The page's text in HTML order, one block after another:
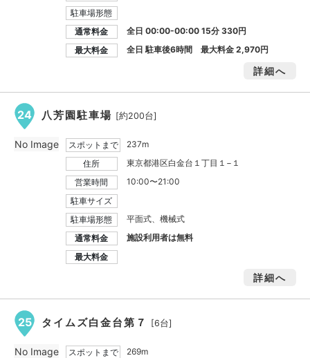
駐車場形態
通常料金
全日 00:00-00:00 15分 330円
最大料金
全日 駐車後6時間 最大料金2,970円
詳細へ
24 八芳園駐車場 [約200台]
スポットまで
237m
住所
東京都港区白金台１丁目１−１
営業時間
10:00〜21:00
駐車サイズ
駐車場形態
平面式、機械式
通常料金
施設利用者は無料
最大料金
詳細へ
No Image
25 タイムズ白金台第７ [6台]
スポットまで
269m
No Image